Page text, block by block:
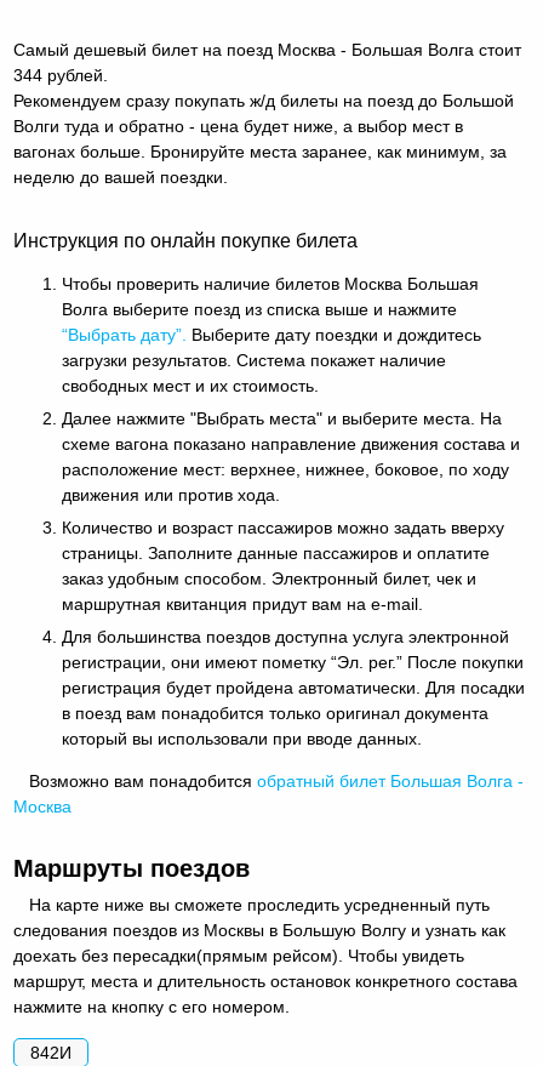
Самый дешевый билет на поезд Москва - Большая Волга стоит
344 рублей.
Рекомендуем сразу покупать ж/д билеты на поезд до Большой
Волги туда и обратно - цена будет ниже, а выбор мест в
вагонах больше. Бронируйте места заранее, как минимум, за
неделю до вашей поездки.
Инструкция по онлайн покупке билета
Чтобы проверить наличие билетов Москва Большая
Волга выберите поезд из списка выше и нажмите
“Выбрать дату”. Выберите дату поездки и дождитесь
загрузки результатов. Система покажет наличие
свободных мест и их стоимость.
Далее нажмите "Выбрать места" и выберите места. На
схеме вагона показано направление движения состава и
расположение мест: верхнее, нижнее, боковое, по ходу
движения или против хода.
Количество и возраст пассажиров можно задать вверху
страницы. Заполните данные пассажиров и оплатите
заказ удобным способом. Электронный билет, чек и
маршрутная квитанция придут вам на e-mail.
Для большинства поездов доступна услуга электронной
регистрации, они имеют пометку “Эл. рег.” После покупки
регистрация будет пройдена автоматически. Для посадки
в поезд вам понадобится только оригинал документа
который вы использовали при вводе данных.
Возможно вам понадобитсяобратный билет Большая Волга -
Москва
Маршруты поездов
На карте ниже вы сможете проследить усредненный путь
следования поездов из Москвы в Большую Волгу и узнать как
доехать без пересадки(прямым рейсом). Чтобы увидеть
маршрут, места и длительность остановок конкретного состава
нажмите на кнопку с его номером.
842И